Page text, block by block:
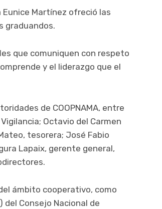
Martínez ofreció las
graduandos.
que comuniquen con respeto
y el liderazgo que el
de COOPNAMA, entre
Octavio del Carmen
tesorera; José Fabio
Lapaix, gerente general,
ámbito cooperativo, como
del Consejo Nacional de